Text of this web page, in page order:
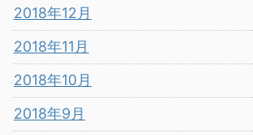
2018年12月
2018年11月
2018年10月
2018年9月